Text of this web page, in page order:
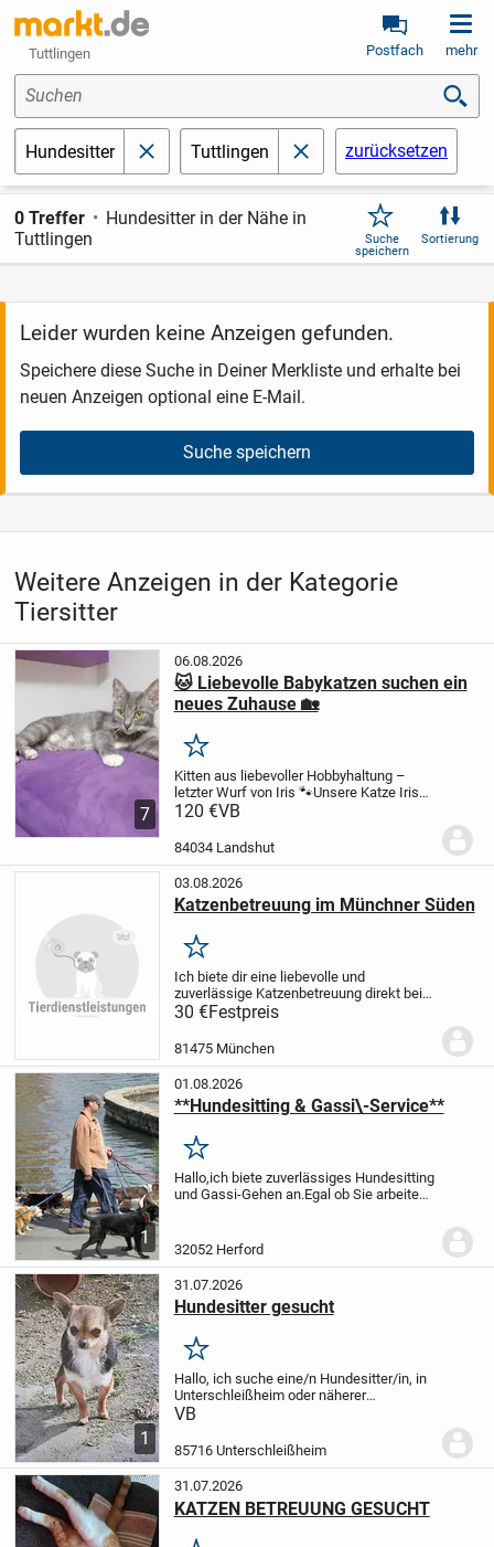
Tuttlingen Postfach mehr
Suchen
Hundesitter schließenTuttlingen schließenzurücksetzen
0 Treffer
Hundesitter in der Nähe in
Tuttlingen
Suche
speichern
Sortierung
Leider wurden keine Anzeigen gefunden.
Speichere diese Suche in Deiner Merkliste und erhalte bei
neuen Anzeigen optional eine E-Mail.
Suche speichern
Weitere Anzeigen in der Kategorie
Tiersitter
7
06.08.2026
🐱 Liebevolle Babykatzen suchen ein
neues Zuhause 🏡
Merken
Kitten aus liebevoller Hobbyhaltung –
letzter Wurf von Iris 🐾Unsere Katze Iris
erwartet aktuell ihren zweiten und letzten
eine Reservierung ist aber bereits...
120 €VB
84034 Landshut
03.08.2026
Katzenbetreuung im Münchner Süden
Merken
Ich biete dir eine liebevolle und
zuverlässige Katzenbetreuung direkt bei
dir Zuhause an, damit deine Katze in ihrer
gewohnten Umgebung bleiben kann. Ich
habe über 15 Jahre Erfahrung als
30 €Festpreis
81475 München
1
01.08.2026
**Hundesitting & Gassi\-Service**
Merken
Hallo,ich biete zuverlässiges Hundesitting
und Gassi-Gehen an.Egal ob Sie arbeiten,
mich gerne um Ihren Hund und sorge
32052 Herford
1
31.07.2026
Hundesitter gesucht
Merken
Hallo, ich suche eine/n Hundesitter/in, in
Unterschleißheim oder näherer
Umgebung. In der Zeit von (Montag -
bis 13:30) um auf meine kleine Hündin
VB
85716 Unterschleißheim
31.07.2026
KATZEN BETREUUNG GESUCHT